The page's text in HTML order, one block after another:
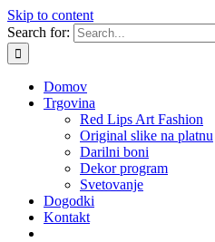
Skip to content
Search for:
Domov
Trgovina
Red Lips Art Fashion
Original slike na platnu
Darilni boni
Dekor program
Svetovanje
Dogodki
Kontakt